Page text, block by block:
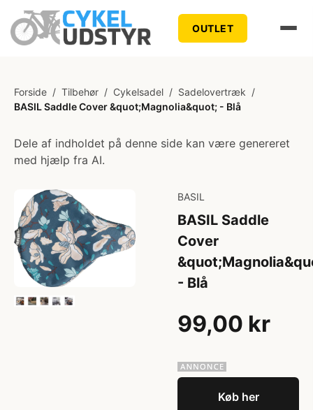
OUTLET
Forside / Tilbehør / Cykelsadel / Sadelovertræk /
BASIL Saddle Cover &quot;Magnolia&quot; - Blå
Dele af indholdet på denne side kan være genereret
med hjælp fra AI.
BASIL
BASIL Saddle
Cover
- Blå
99,00 kr
Køb her